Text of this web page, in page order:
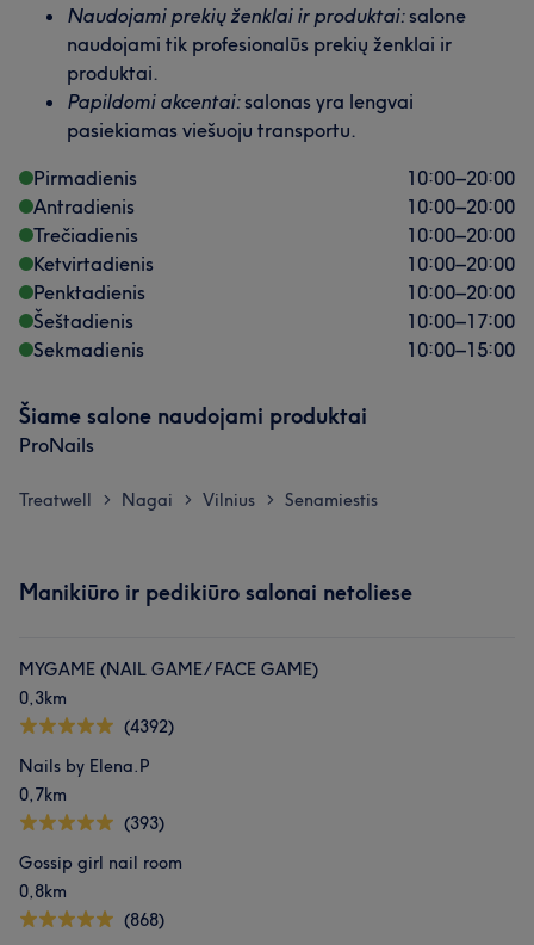
Naudojami prekių ženklai ir produktai: salone
naudojami tik profesionalūs prekių ženklai ir
produktai.
Papildomi akcentai: salonas yra lengvai
pasiekiamas viešuoju transportu.
Pirmadienis
10:00–20:00
Antradienis
10:00–20:00
Trečiadienis
10:00–20:00
Ketvirtadienis
10:00–20:00
Penktadienis
10:00–20:00
Šeštadienis
10:00–17:00
Sekmadienis
10:00–15:00
Šiame salone naudojami produktai
ProNails
Treatwell > Nagai > Vilnius > Senamiestis
Manikiūro ir pedikiūro salonai netoliese
MYGAME (NAIL GAME/ FACE GAME)
0,3km
(4392)
Nails by Elena.P
0,7km
(393)
Gossip girl nail room
0,8km
(868)